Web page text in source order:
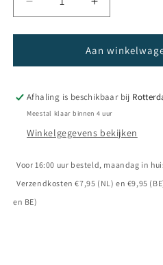
Aantal
verlagen
voor
Champagne
Bolieu
Pepin
de
Aantal
verhogen
voor
Champagne
Bolieu
Pepin
de
Aan
Afhaling is beschikbaar bij
Meestal klaar binnen 4 uur
Winkelgegevens bekijken
Voor 16:00 uur besteld, maandag in
Verzendkosten €7,95 (NL) en €9,95
en BE)